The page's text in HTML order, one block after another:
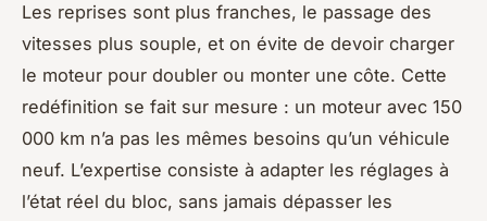
Les reprises sont plus franches, le passage des
vitesses plus souple, et on évite de devoir charger
le moteur pour doubler ou monter une côte. Cette
redéfinition se fait sur mesure : un moteur avec 150
000 km n’a pas les mêmes besoins qu’un véhicule
neuf. L’expertise consiste à adapter les réglages à
l’état réel du bloc, sans jamais dépasser les